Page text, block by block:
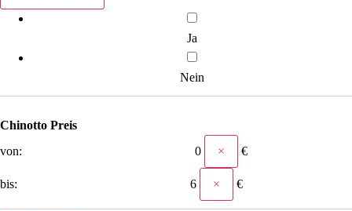
Ja
Nein
Chinotto Preis
×
×